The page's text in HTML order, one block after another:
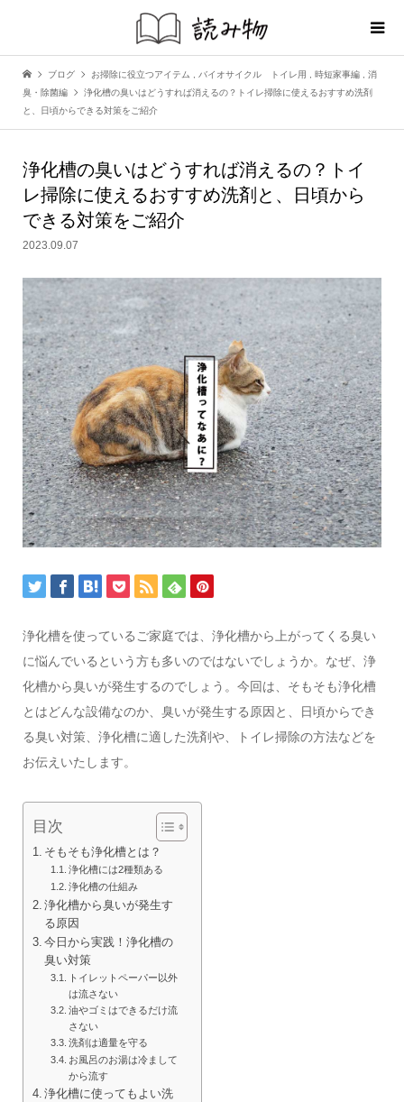
ブログ お掃除に役立つアイテム バイオサイクル トイレ用 時短家事編
消
臭・除菌編
浄化槽の臭いはどうすれば消えるの？トイレ掃除に使えるおすすめ洗剤
と、日頃からできる対策をご紹介
浄化槽の臭いはどうすれば消えるの？トイ
レ掃除に使えるおすすめ洗剤と、日頃から
できる対策をご紹介
2023.09.07
浄化槽を使っているご家庭では、浄化槽から上がってくる臭い
に悩んでいるという方も多いのではないでしょうか。なぜ、浄
化槽から臭いが発生するのでしょう。今回は、そもそも浄化槽
とはどんな設備なのか、臭いが発生する原因と、日頃からでき
る臭い対策、浄化槽に適した洗剤や、トイレ掃除の方法などを
お伝えいたします。
目次
そもそも浄化槽とは？
浄化槽には2種類ある
浄化槽の仕組み
浄化槽から臭いが発生す
る原因
今日から実践！浄化槽の
臭い対策
トイレットペーパー以外
は流さない
油やゴミはできるだけ流
さない
洗剤は適量を守る
お風呂のお湯は冷まして
から流す
浄化槽に使ってもよい洗